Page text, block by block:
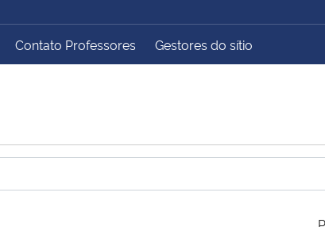
Ministério do
Controladoria-Geral da
Contato Professores Gestores do sítio